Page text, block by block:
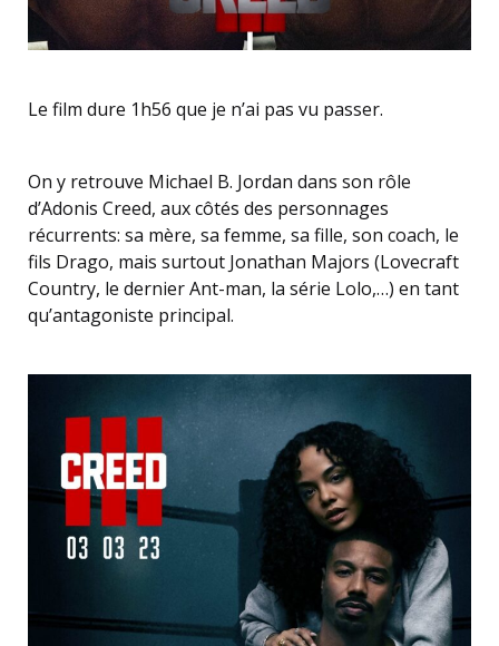
Le film dure 1h56 que je n’ai pas vu passer.
On y retrouve Michael B. Jordan dans son rôle
d’Adonis Creed, aux côtés des personnages
récurrents: sa mère, sa femme, sa fille, son coach, le
fils Drago, mais surtout Jonathan Majors (Lovecraft
Country, le dernier Ant-man, la série Lolo,…) en tant
qu’antagoniste principal.